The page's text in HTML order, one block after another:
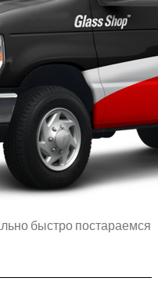
быстро постараемся